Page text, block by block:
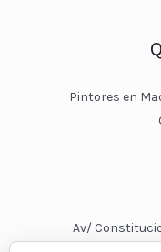
Pintores en
Av/